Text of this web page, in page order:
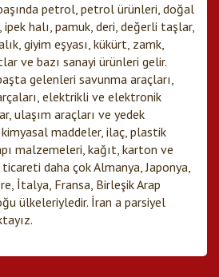
petrol, petrol ürünleri, doğal
ipek halı, pamuk, deri, değerli taşlar,
giyim eşyası, kükürt, zamk,
ve bazı sanayi ürünleri gelir.
gelenleri savunma araçları,
elektrikli ve elektronik
ulaşım araçları ve yedek
kimyasal maddeler, ilaç, plastik
malzemeleri, kağıt, karton ve
ticareti daha çok Almanya, Japonya,
İtalya, Fransa, Birleşik Arap
ülkeleriyledir. İran a parsiyel